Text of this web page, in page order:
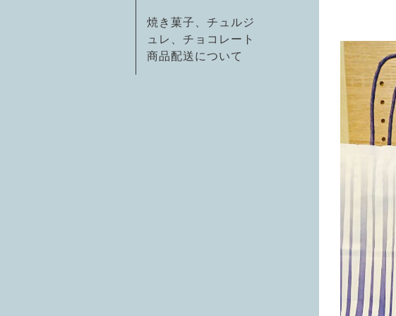
焼き菓子、チュルジ
ュレ、チョコレート
商品配送について